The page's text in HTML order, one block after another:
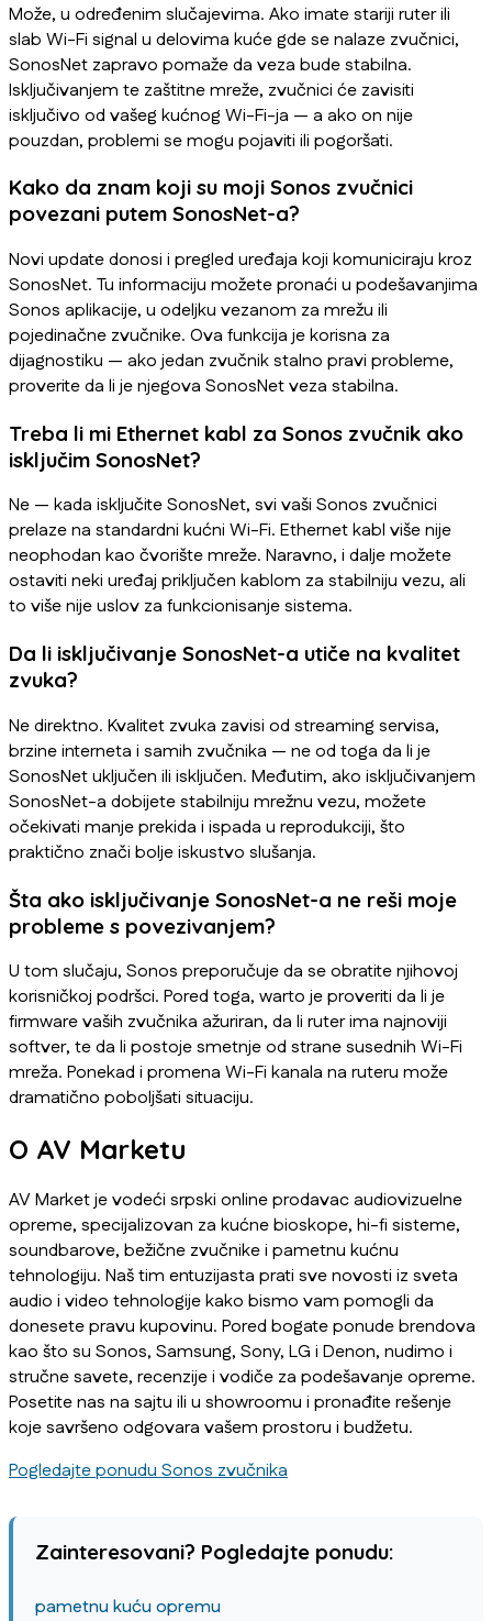
Može, u određenim slučajevima. Ako imate stariji ruter ili
slab Wi-Fi signal u delovima kuće gde se nalaze zvučnici,
SonosNet zapravo pomaže da veza bude stabilna.
Isključivanjem te zaštitne mreže, zvučnici će zavisiti
isključivo od vašeg kućnog Wi-Fi-ja — a ako on nije
pouzdan, problemi se mogu pojaviti ili pogoršati.
Kako da znam koji su moji Sonos zvučnici
povezani putem SonosNet-a?
Novi update donosi i pregled uređaja koji komuniciraju kroz
SonosNet. Tu informaciju možete pronaći u podešavanjima
Sonos aplikacije, u odeljku vezanom za mrežu ili
pojedinačne zvučnike. Ova funkcija je korisna za
dijagnostiku — ako jedan zvučnik stalno pravi probleme,
proverite da li je njegova SonosNet veza stabilna.
Treba li mi Ethernet kabl za Sonos zvučnik ako
isključim SonosNet?
Ne — kada isključite SonosNet, svi vaši Sonos zvučnici
prelaze na standardni kućni Wi-Fi. Ethernet kabl više nije
neophodan kao čvorište mreže. Naravno, i dalje možete
ostaviti neki uređaj priključen kablom za stabilniju vezu, ali
to više nije uslov za funkcionisanje sistema.
Da li isključivanje SonosNet-a utiče na kvalitet
zvuka?
Ne direktno. Kvalitet zvuka zavisi od streaming servisa,
brzine interneta i samih zvučnika — ne od toga da li je
SonosNet uključen ili isključen. Međutim, ako isključivanjem
SonosNet-a dobijete stabilniju mrežnu vezu, možete
očekivati manje prekida i ispada u reprodukciji, što
praktično znači bolje iskustvo slušanja.
Šta ako isključivanje SonosNet-a ne reši moje
probleme s povezivanjem?
U tom slučaju, Sonos preporučuje da se obratite njihovoj
korisničkoj podršci. Pored toga, warto je proveriti da li je
firmware vaših zvučnika ažuriran, da li ruter ima najnoviji
softver, te da li postoje smetnje od strane susednih Wi-Fi
mreža. Ponekad i promena Wi-Fi kanala na ruteru može
dramatično poboljšati situaciju.
O AV Marketu
AV Market je vodeći srpski online prodavac audiovizuelne
opreme, specijalizovan za kućne bioskope, hi-fi sisteme,
soundbarove, bežične zvučnike i pametnu kućnu
tehnologiju. Naš tim entuzijasta prati sve novosti iz sveta
audio i video tehnologije kako bismo vam pomogli da
donesete pravu kupovinu. Pored bogate ponude brendova
kao što su Sonos, Samsung, Sony, LG i Denon, nudimo i
stručne savete, recenzije i vodiče za podešavanje opreme.
Posetite nas na sajtu ili u showroomu i pronađite rešenje
koje savršeno odgovara vašem prostoru i budžetu.
Pogledajte ponudu Sonos zvučnika
Zainteresovani? Pogledajte ponudu:
pametnu kuću opremu